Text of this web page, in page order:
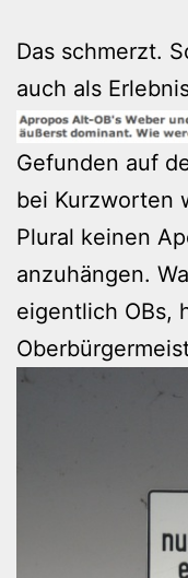
Das schmerzt.
auch als
Gefunden auf
bei Kurzworten
Plural keinen
anzuhängen.
eigentlich OBs,